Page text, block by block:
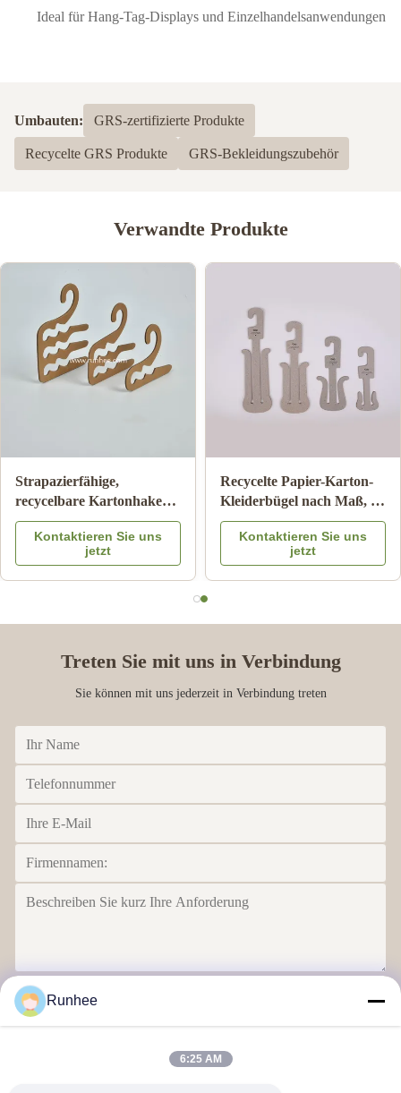
Ideal für Hang-Tag-Displays und Einzelhandelsanwendungen
Umbauten: GRS-zertifizierte Produkte
Recycelte GRS Produkte GRS-Bekleidungszubehör
Verwandte Produkte
Strapazierfähige,
recycelbare Kartonhaken
für
Papiersockenaufhänger,
2,0 mm ~ 3,5 mm Dicke
Kontaktieren Sie uns
jetzt
Recycelte Papier-Karton-
Kleiderbügel nach Maß, 10
cm breit, für Hausschuhe
und Schuhe
Kontaktieren Sie uns
jetzt
Treten Sie mit uns in Verbindung
Sie können mit uns jederzeit in Verbindung treten
Runhee
6:25 AM